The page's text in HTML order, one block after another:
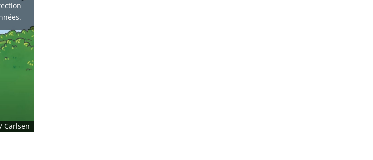
Carlsen